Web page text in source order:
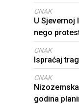
CNAK
U Sjevernoj
nego
CNAK
Ispraćaj
CNAK
godina